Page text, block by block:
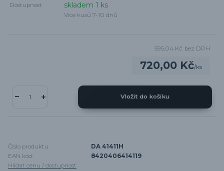
Dostupnost skladem 1 ks
Více kusů 7-10 dnů
720,00 Kč/ks
595,04 Kč bez DPH
Vložit do košíku
Číslo produktu:
DA 41411H
EAN kód:
8420406414119
Hlídat cenu / dostupnost